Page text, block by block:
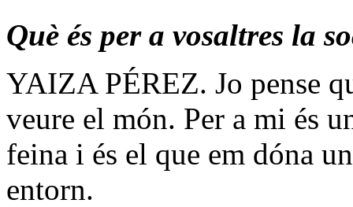
Què és per a vosaltres la
YAIZA PÉREZ. Jo pense
veure el món. Per a mi és
feina i és el que em dóna
entorn.